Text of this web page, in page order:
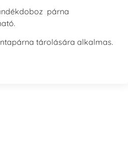
párna
tárolására alkalmas.